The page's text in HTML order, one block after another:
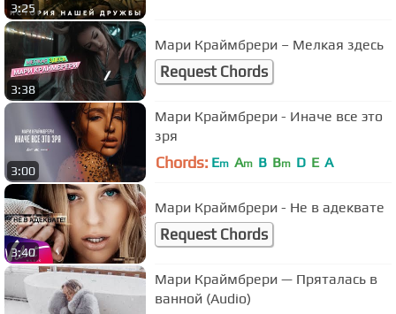
3:25
3:38
Мари Краймбрери – Мелкая здесь
Request Chords
3:00
Мари Краймбрери - Иначе все это
зря
Chords: Em Am B Bm D E A
3:40
Мари Краймбрери - Не в адеквате
Request Chords
Мари Краймбрери — Пряталась в
ванной (Audio)